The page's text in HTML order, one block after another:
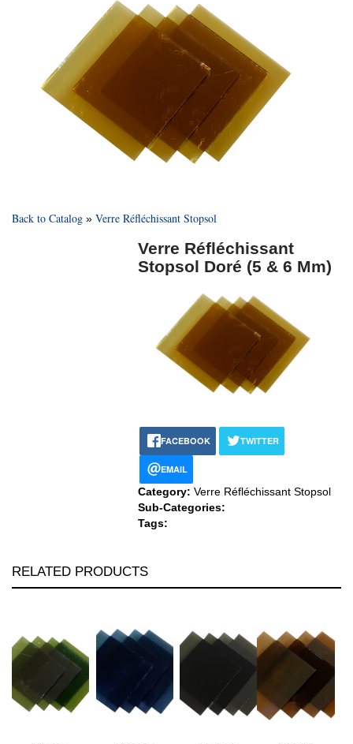
Back to Catalog Verre Réfléchissant Stopsol
Verre Réfléchissant
Stopsol Doré (5 & 6 Mm)
FACEBOOK TWITTER
EMAIL
Category: Verre Réfléchissant Stopsol
Sub-Categories:
Tags:
RELATED PRODUCTS